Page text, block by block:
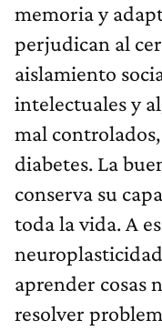
memoria y
perjudican al
aislamiento
intelectuales y
mal
diabetes. La
conserva su
toda la vida. A
aprender cosas
resolver